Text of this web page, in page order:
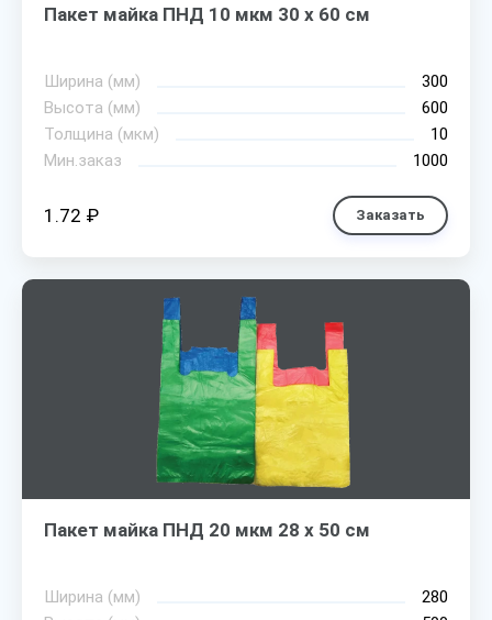
Пакет майка ПНД 10 мкм 30 х 60 см
Ширина (мм)
300
Высота (мм)
600
Толщина (мкм)
10
Мин.заказ
1000
1.72 ₽ Заказать
Пакет майка ПНД 20 мкм 28 х 50 см
Ширина (мм)
280